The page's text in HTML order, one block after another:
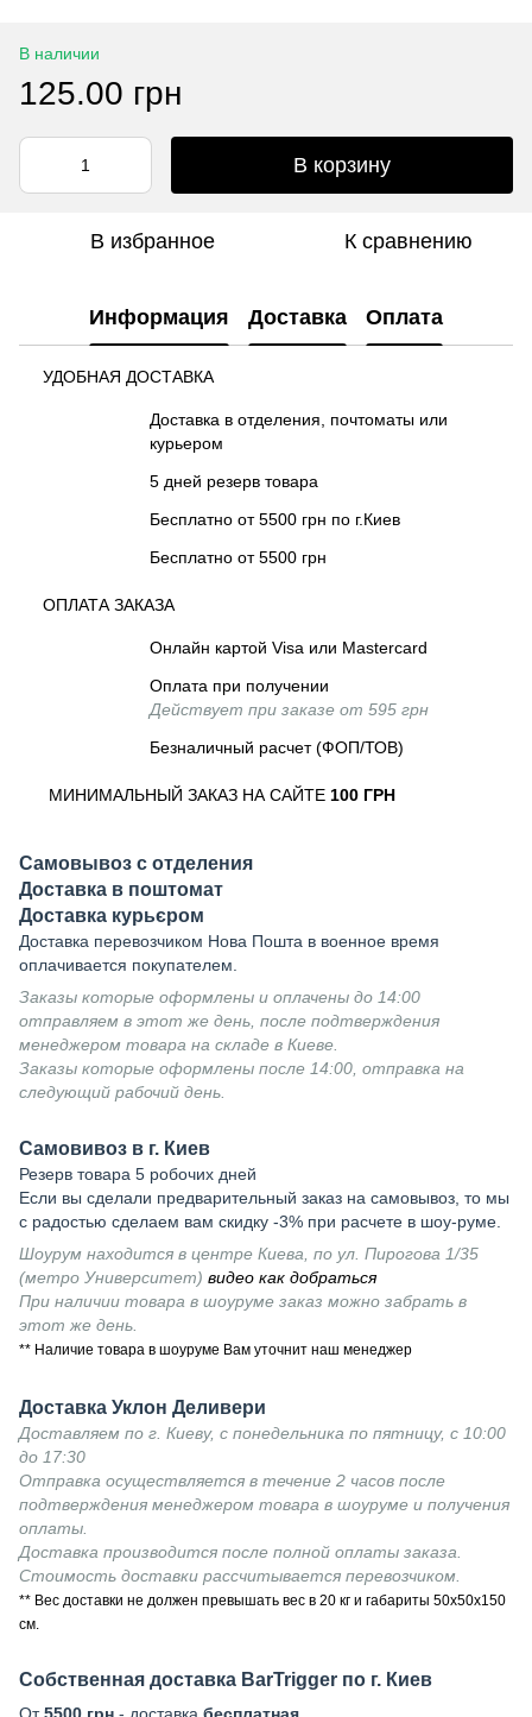
В наличии
125.00 грн
В корзину
В избранное К сравнению
Информация Доставка Оплата
УДОБНАЯ ДОСТАВКА
Доставка в отделения, почтоматы или
курьером
5 дней резерв товара
Бесплатно от 5500 грн по г.Киев
Бесплатно от 5500 грн
ОПЛАТА ЗАКАЗА
Онлайн картой Visa или Mastercard
Оплата при получении
Действует при заказе от 595 грн
Безналичный расчет (ФОП/ТОВ)
МИНИМАЛЬНЫЙ ЗАКАЗ НА САЙТЕ 100 ГРН
Самовывоз с отделения
Доставка в поштомат
Доставка курьєром
Доставка перевозчиком Нова Пошта в военное время
оплачивается покупателем.
Заказы которые оформлены и оплачены до 14:00
отправляем в этот же день, после подтверждения
менеджером товара на складе в Киеве.
Заказы которые оформлены после 14:00, отправка на
следующий рабочий день.
Самовивоз в г. Киев
Резерв товара 5 робочих дней
Если вы сделали предварительный заказ на самовывоз, то мы
с радостью сделаем вам скидку -3% при расчете в шоу-руме.
Шоурум находится в центре Киева, по ул. Пирогова 1/35
(метро Университет) видео как добраться
При наличии товара в шоуруме заказ можно забрать в
этот же день.
** Наличие товара в шоуруме Вам уточнит наш менеджер
Доставка Уклон Деливери
Доставляем по г. Киеву, с понедельника по пятницу, с 10:00
до 17:30
Отправка осуществляется в течение 2 часов после
подтверждения менеджером товара в шоуруме и получения
оплаты.
Доставка производится после полной оплаты заказа.
Стоимость доставки рассчитывается перевозчиком.
** Вес доставки не должен превышать вес в 20 кг и габариты 50х50х150
см.
Собственная доставка BarTrigger по г. Киев